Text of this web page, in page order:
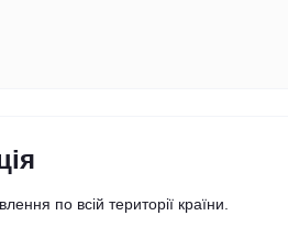
по всій території країни.